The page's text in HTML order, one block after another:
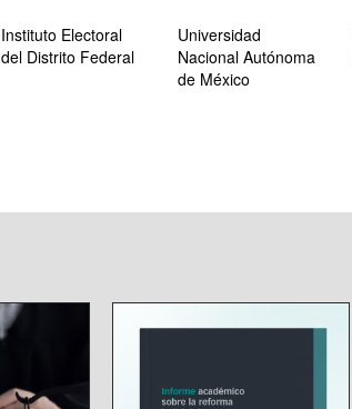
Instituto Electoral
del Distrito Federal
Universidad
Nacional Autónoma
de México